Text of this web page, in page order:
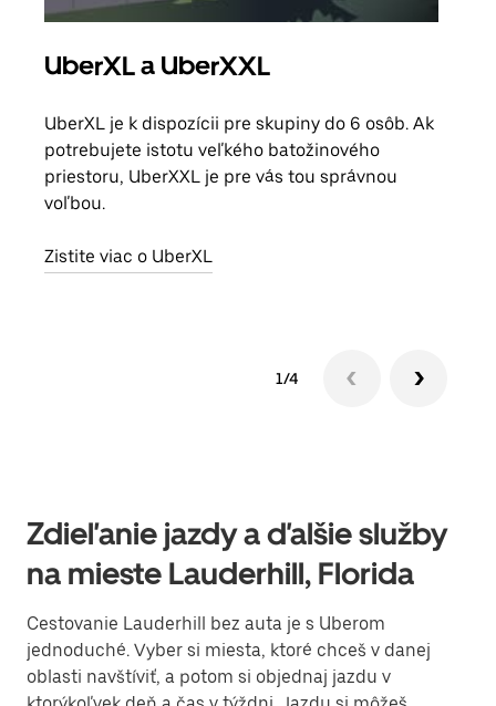
UberXL a UberXXL
UberXL je k dispozícii pre skupiny do 6 osôb. Ak
potrebujete istotu veľkého batožinového
priestoru, UberXXL je pre vás tou správnou
voľbou.
Zistite viac o UberXL
1/4
Zdieľanie jazdy a ďalšie služby
na mieste Lauderhill, Florida
Cestovanie Lauderhill bez auta je s Uberom
jednoduché. Vyber si miesta, ktoré chceš v danej
oblasti navštíviť, a potom si objednaj jazdu v